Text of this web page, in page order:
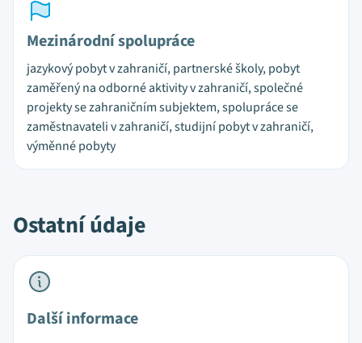
Mezinárodní spolupráce
jazykový pobyt v zahraničí, partnerské školy, pobyt
zaměřený na odborné aktivity v zahraničí, společné
projekty se zahraničním subjektem, spolupráce se
zaměstnavateli v zahraničí, studijní pobyt v zahraničí,
výměnné pobyty
Ostatní údaje
Další informace